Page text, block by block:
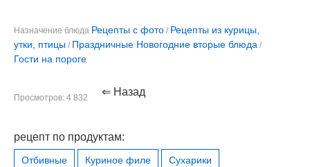
Назначение блюда Рецепты с фото / Рецепты из курицы,
утки, птицы / Праздничные Новогодние вторые блюда /
Гости на пороге
Просмотров: 4 832 ⇐ Назад
рецепт по продуктам:
Отбивные Куриное филе Сухарики